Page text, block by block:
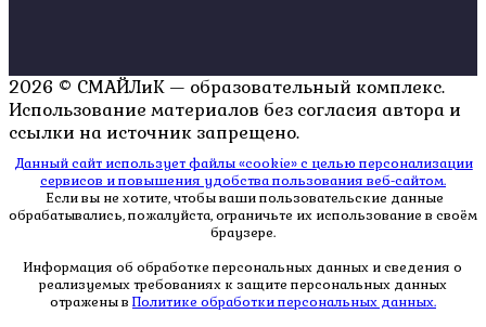
2026 © СМАЙЛиК — образовательный комплекс.
Использование материалов без согласия автора и
ссылки на источник запрещено.
Данный сайт использует файлы «cookie» с целью персонализации
сервисов и повышения удобства пользования веб-сайтом.
Если вы не хотите, чтобы ваши пользовательские данные
обрабатывались, пожалуйста, ограничьте их использование в своём
браузере.
Информация об обработке персональных данных и сведения о
реализуемых требованиях к защите персональных данных
отражены в Политике обработки персональных данных.